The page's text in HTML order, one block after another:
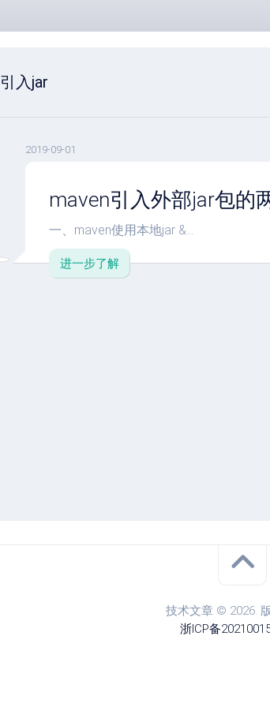
引入jar
2019-09-01
maven引入外部jar包的
一、maven使用本地jar &...
进一步了解
技术文章 © 2026. 版
浙ICP备